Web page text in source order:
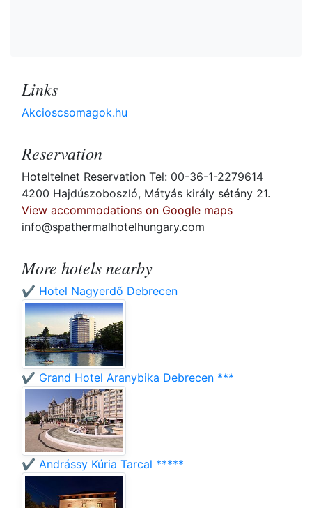
Links
Akcioscsomagok.hu
Reservation
Hoteltelnet Reservation Tel: 00-36-1-2279614
4200 Hajdúszoboszló, Mátyás király sétány 21.
View accommodations on Google maps
info@spathermalhotelhungary.com
More hotels nearby
✔️ Hotel Nagyerdő Debrecen
✔️ Grand Hotel Aranybika Debrecen ***
✔️ Andrássy Kúria Tarcal *****